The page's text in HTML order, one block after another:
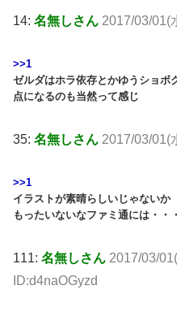
14: 名無しさん 2017/03/01(
>>1
ゼルダはホラ依存とかゆうショボ
点になるのも当然って感じ
35: 名無しさん 2017/03/01(
>>1
イラストが素晴らしいじゃないか
もったいないなファミ通には・・・
111: 名無しさん 2017/03/
ID:d4naOGyzd